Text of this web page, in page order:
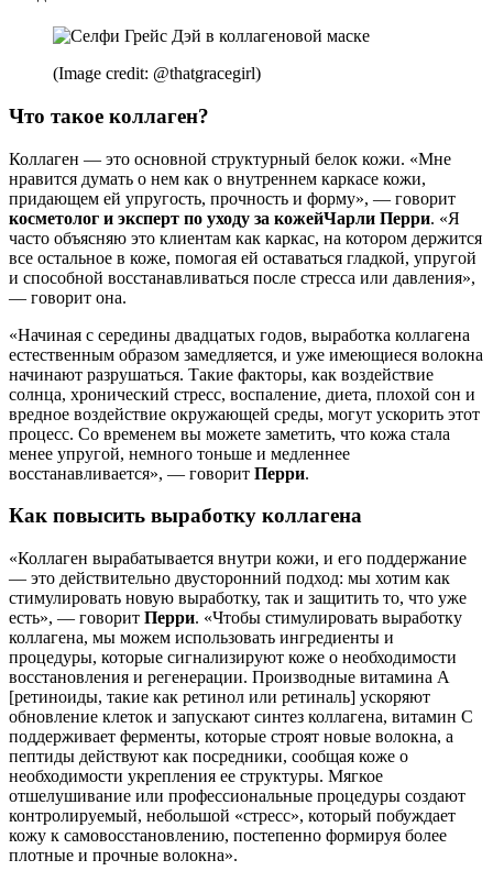
(Image credit: @thatgracegirl)
Что такое коллаген?
Коллаген — это основной структурный белок кожи. «Мне
нравится думать о нем как о внутреннем каркасе кожи,
придающем ей упругость, прочность и форму», — говорит
косметолог и эксперт по уходу за кожейЧарли Перри. «Я
часто объясняю это клиентам как каркас, на котором держится
все остальное в коже, помогая ей оставаться гладкой, упругой
и способной восстанавливаться после стресса или давления»,
— говорит она.
«Начиная с середины двадцатых годов, выработка коллагена
естественным образом замедляется, и уже имеющиеся волокна
начинают разрушаться. Такие факторы, как воздействие
солнца, хронический стресс, воспаление, диета, плохой сон и
вредное воздействие окружающей среды, могут ускорить этот
процесс. Со временем вы можете заметить, что кожа стала
менее упругой, немного тоньше и медленнее
восстанавливается», — говорит Перри.
Как повысить выработку коллагена
«Коллаген вырабатывается внутри кожи, и его поддержание
— это действительно двусторонний подход: мы хотим как
стимулировать новую выработку, так и защитить то, что уже
есть», — говорит Перри. «Чтобы стимулировать выработку
коллагена, мы можем использовать ингредиенты и
процедуры, которые сигнализируют коже о необходимости
восстановления и регенерации. Производные витамина А
[ретиноиды, такие как ретинол или ретиналь] ускоряют
обновление клеток и запускают синтез коллагена, витамин С
поддерживает ферменты, которые строят новые волокна, а
пептиды действуют как посредники, сообщая коже о
необходимости укрепления ее структуры. Мягкое
отшелушивание или профессиональные процедуры создают
контролируемый, небольшой «стресс», который побуждает
кожу к самовосстановлению, постепенно формируя более
плотные и прочные волокна».